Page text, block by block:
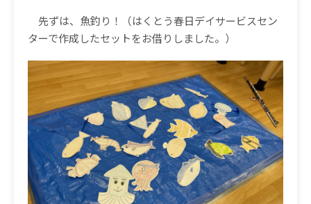
先ずは、魚釣り！（はくとう春日デイサービスセン
ターで作成したセットをお借りしました。）